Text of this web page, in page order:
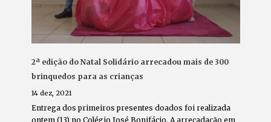
2ª edição do Natal Solidário arrecadou mais de 300
brinquedos para as crianças
14 dez, 2021
Entrega dos primeiros presentes doados foi realizada
ontem (13) no Colégio José Bonifácio. A arrecadação em